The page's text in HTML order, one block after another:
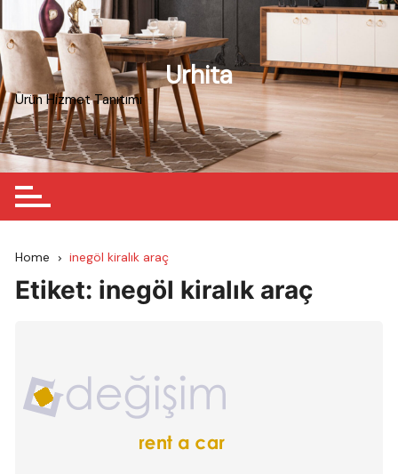
to
content
Urhita
Ürün Hizmet Tanıtımı
Home inegöl kiralık araç
Etiket: inegöl kiralık araç